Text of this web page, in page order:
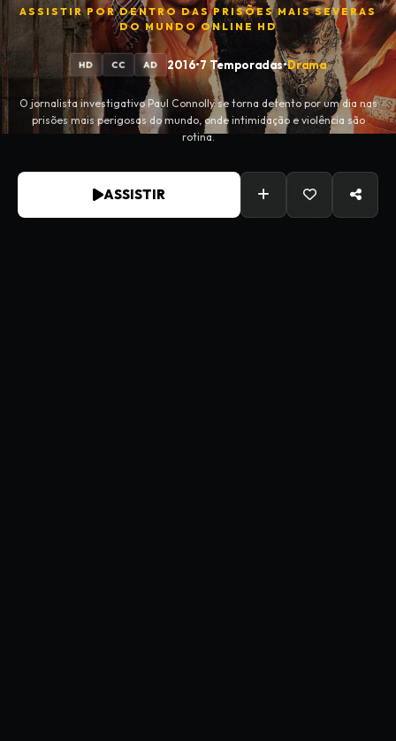
ASSISTIRPOR DENTRO DAS PRISÕES MAIS SEVERAS
DO MUNDOONLINE HD
HD CC AD 2016•7 Temporadas•Drama
O jornalista investigativo Paul Connolly se torna detento por um dia nas
prisões mais perigosas do mundo, onde intimidação e violência são
rotina.
ASSISTIR